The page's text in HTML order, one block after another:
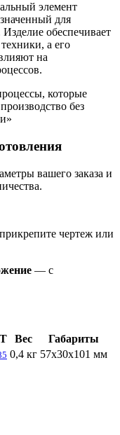
элемент
для
обеспечивает
а его
на
которые
без
вашего заказа и
чертеж или
— с
Вес
Габариты
0,4 кг 57х30х101 мм